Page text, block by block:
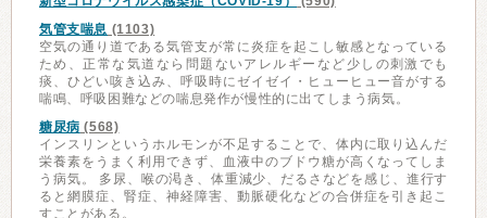
気管支喘息 (1103)
空気の通り道である気管支が常に炎症を起こし敏感となっている
ため、正常な気道なら問題ないアレルギーなど少しの刺激でも
痰、ひどい咳き込み、呼吸時にゼイゼイ・ヒューヒュー音がする
喘鳴、呼吸困難などの喘息発作が慢性的に出てしまう病気。
糖尿病 (568)
インスリンというホルモンが不足することで、体内に取り込んだ
栄養素をうまく利用できず、血液中のブドウ糖が高くなってしま
う病気。 多尿、喉の渇き、体重減少、だるさなどを感じ、進行す
ると網膜症、腎症、神経障害、動脈硬化などの合併症を引き起こ
すことがある。